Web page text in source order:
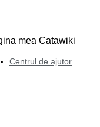
mea Catawiki
Centrul de ajutor